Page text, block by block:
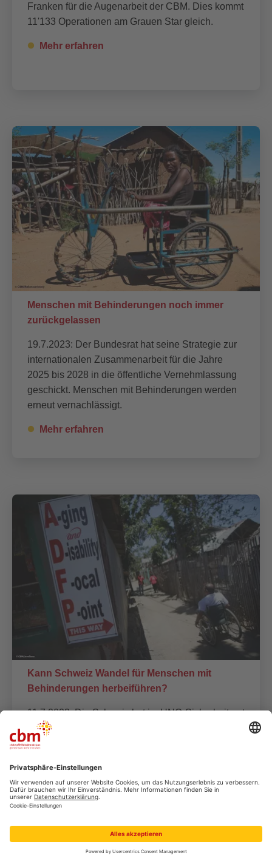
Franken für die Augenarbeit der CBM. Dies kommt
11'133 Operationen am Grauen Star gleich.
Mehr erfahren
Menschen mit Behinderungen noch immer
zurückgelassen
19.7.2023: Der Bundesrat hat seine Strategie zur
internationalen Zusammenarbeit für die Jahre
2025 bis 2028 in die öffentliche Vernehmlassung
geschickt. Menschen mit Behinderungen werden
erneut vernachlässigt.
Mehr erfahren
Kann Schweiz Wandel für Menschen mit
Behinderungen herbeiführen?
11.7.2023: Die Schweiz hat im UNO-Sicherheitsrat
bis Ende 2024 die Möglichkeit, die Inklusion von
Menschen mit Behinderungen in
auszumachen, aber sie reichen noch nicht aus.
Mehr erfahren